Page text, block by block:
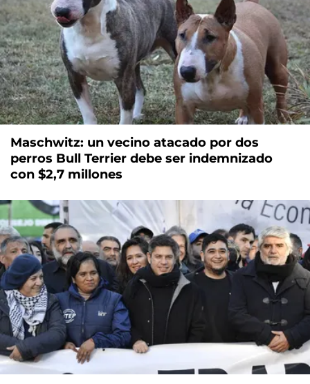
Maschwitz: un vecino atacado por dos
perros Bull Terrier debe ser indemnizado
con $2,7 millones